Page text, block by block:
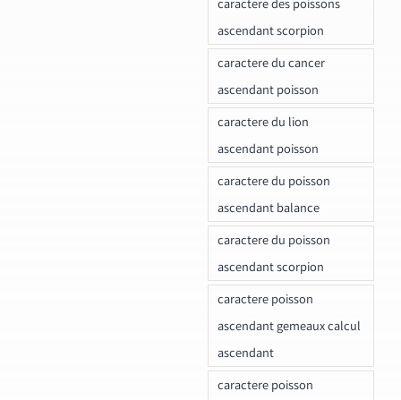
ascendant scorpion
caractere du cancer
ascendant poisson
caractere du lion
ascendant poisson
caractere du poisson
ascendant balance
caractere du poisson
ascendant scorpion
caractere poisson
ascendant gemeaux calcul
ascendant
caractere poisson